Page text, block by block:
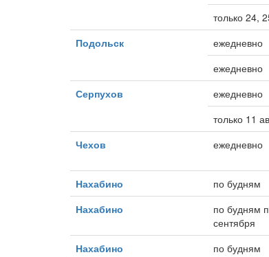
только 24,
Подольск
ежедневно
ежедневно
Серпухов
ежедневно
только 11
Чехов
ежедневно
Нахабино по будням
Нахабино
по будням
сентября
Нахабино по будням